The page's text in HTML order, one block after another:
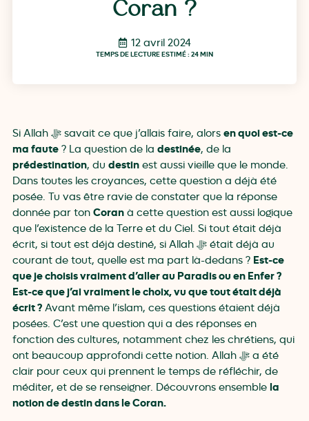
Coran ?
12 avril 2024
TEMPS DE LECTURE ESTIMÉ : 24 MIN
Si Allah ﷻ savait ce que j’allais faire, alors en quoi est-ce
ma faute? La question de la destinée, de la
prédestination, du destinest aussi vieille que le monde.
Dans toutes les croyances, cette question a déjà été
posée. Tu vas être ravie de constater que la réponse
donnée par ton Coranà cette question est aussi logique
que l’existence de la Terre et du Ciel. Si tout était déjà
écrit, si tout est déjà destiné, si Allah ﷻ était déjà au
courant de tout, quelle est ma part là-dedans ? Est-ce
que je choisis vraiment d’aller au Paradis ou en Enfer ?
Est-ce que j’ai vraiment le choix, vu que tout était déjà
écrit ?Avant même l’islam, ces questions étaient déjà
posées. C’est une question qui a des réponses en
fonction des cultures, notamment chez les chrétiens, qui
ont beaucoup approfondi cette notion. Allah ﷻ a été
clair pour ceux qui prennent le temps de réfléchir, de
méditer, et de se renseigner. Découvrons ensemble la
notion de destin dans le Coran.